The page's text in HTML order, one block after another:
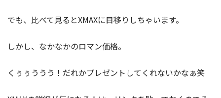
でも、比べて見るとXMAXに目移りしちゃいます。
しかし、なかなかのロマン価格。
くぅぅううう！だれかプレゼントしてくれないかなぁ笑